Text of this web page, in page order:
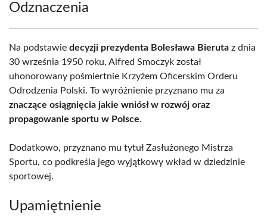
Odznaczenia
Na podstawie decyzji prezydenta Bolesława Bieruta z dnia
30 września 1950 roku, Alfred Smoczyk został
uhonorowany pośmiertnie Krzyżem Oficerskim Orderu
Odrodzenia Polski. To wyróżnienie przyznano mu za
znaczące osiągnięcia jakie wniósł w rozwój oraz
propagowanie sportu w Polsce.
Dodatkowo, przyznano mu tytuł Zasłużonego Mistrza
Sportu, co podkreśla jego wyjątkowy wkład w dziedzinie
sportowej.
Upamiętnienie